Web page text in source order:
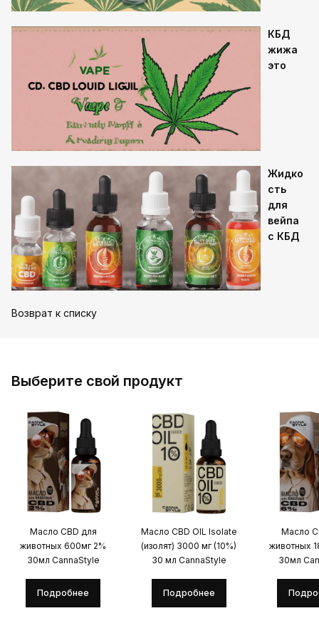
КБД
жижа
это
Жидко
сть
для
вейпа
с КБД
Возврат к списку
Выберите свой продукт
Масло CBD для
животных 600мг 2%
30мл CannaStyle
Подробнее
Масло CBD OIL Isolate
(изолят) 3000 мг (10%)
30 мл CannaStyle
Подробнее
Масло
животных
30мл